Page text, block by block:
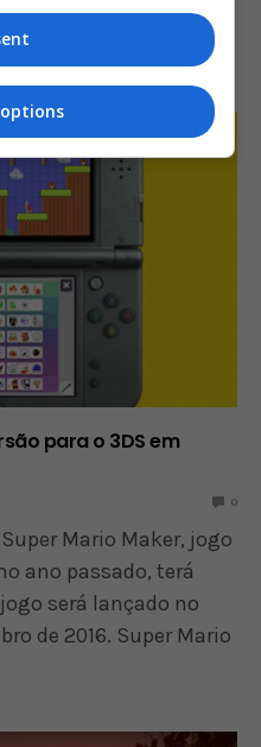
de 2017. O
anterior na série,…
para o 3DS em
0
Mario Maker, jogo
ano passado, terá
será lançado no
de 2016. Super Mario